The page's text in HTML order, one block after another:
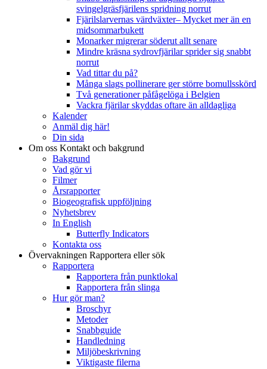
svingelgräsfjärilens spridning norrut
Fjärilslarvernas värdväxter– Mycket mer än en
midsommarbukett
Monarker migrerar söderut allt senare
Mindre kräsna sydrovfjärilar sprider sig snabbt
norrut
Vad tittar du på?
Många slags pollinerare ger större bomullsskörd
Två generationer påfågelöga i Belgien
Vackra fjärilar skyddas oftare än alldagliga
Kalender
Anmäl dig här!
Din sida
Om oss Kontakt och bakgrund
Bakgrund
Vad gör vi
Filmer
Årsrapporter
Biogeografisk uppföljning
Nyhetsbrev
In English
Butterfly Indicators
Kontakta oss
Övervakningen Rapportera eller sök
Rapportera
Rapportera från punktlokal
Rapportera från slinga
Hur gör man?
Broschyr
Metoder
Snabbguide
Handledning
Miljöbeskrivning
Viktigaste filerna